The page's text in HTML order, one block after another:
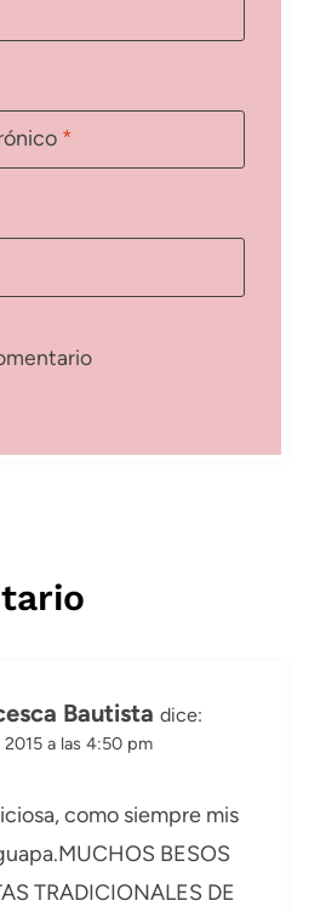
*
Bautista dice:
2015 a las 4:50 pm
como siempre mis
BESOS
TRADICIONALES DE